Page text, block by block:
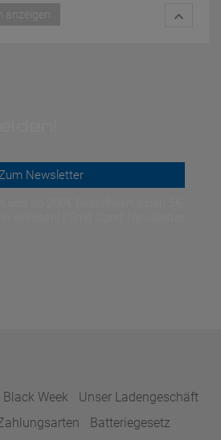
anzeigen
Newsletter
Black Week
Unser Ladengeschäft
Batteriegesetz